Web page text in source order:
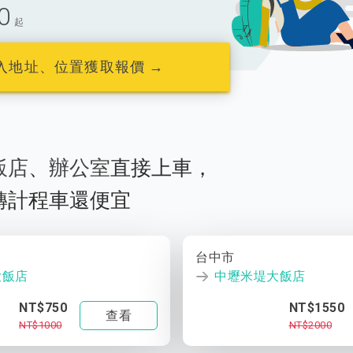
起
地址、位置獲取報價 →
店、 辦公室直接上車，
計程車還便宜
店
NT$750
NT$1000
查看
台中市
中壢米堤大飯店
NT$1550
NT$2000